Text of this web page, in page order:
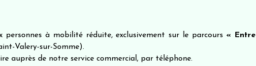
personnes à mobilité réduite, exclusivement sur le parcours « Entre
Valery-sur-Somme).
auprès de notre service commercial, par téléphone.